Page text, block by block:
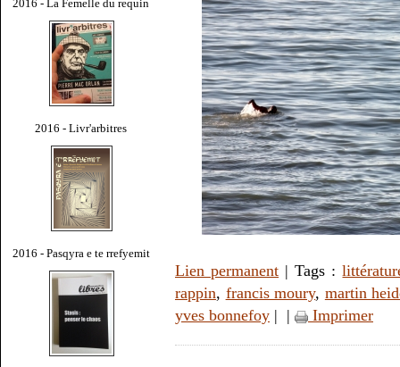
2016 - La Femelle du requin
2016 - Livr'arbitres
2016 - Pasqyra e te rrefyemit
Lien permanent | Tags :
rappin, francis moury, martin
yves bonnefoy | | Imprimer